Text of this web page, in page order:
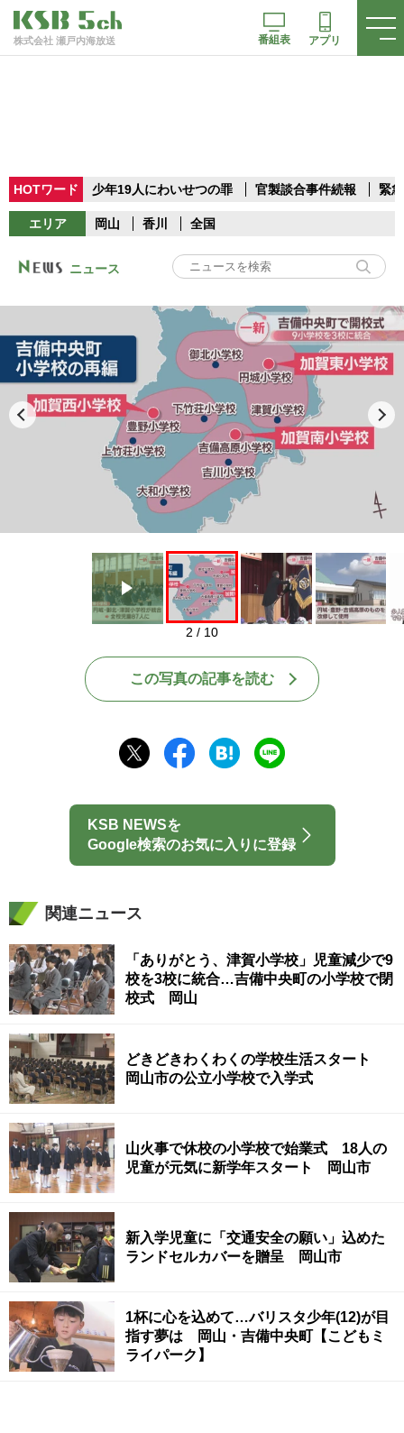
株式会社 瀬戸内海放送 番組表 アプリ
HOTワード 少年19人にわいせつの罪 官製談合事件続報 緊
エリア 岡山 香川 全国
ニュース
Play
2 / 10
この写真の記事を読む
KSB NEWSを
Google検索のお気に入りに登録
関連ニュース
「ありがとう、津賀小学校」児童減少で9
校を3校に統合…吉備中央町の小学校で閉
校式 岡山
どきどきわくわくの学校生活スタート
岡山市の公立小学校で入学式
山火事で休校の小学校で始業式 18人の
児童が元気に新学年スタート 岡山市
新入学児童に「交通安全の願い」込めた
ランドセルカバーを贈呈 岡山市
1杯に心を込めて…バリスタ少年(12)が目
指す夢は 岡山・吉備中央町【こどもミ
ライパーク】